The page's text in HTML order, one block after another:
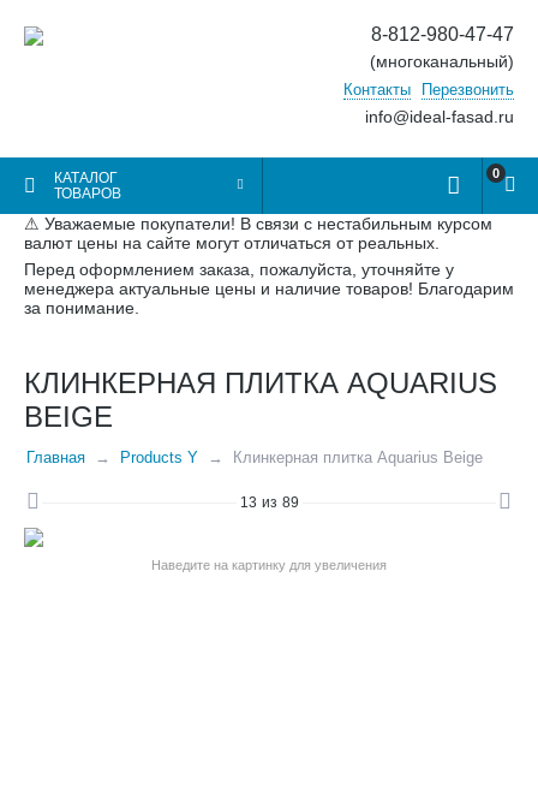
8-812-980-47-47
(многоканальный)
Контакты Перезвонить
info@ideal-fasad.ru
КАТАЛОГ
ТОВАРОВ
0
⚠ Уважаемые покупатели! В связи с нестабильным курсом
валют цены на сайте могут отличаться от реальных.
Перед оформлением заказа, пожалуйста, уточняйте у
менеджера актуальные цены и наличие товаров! Благодарим
за понимание.
КЛИНКЕРНАЯ ПЛИТКА AQUARIUS
BEIGE
Главная Products Y Клинкерная плитка Aquarius Beige
13 из 89
Наведите на картинку для увеличения